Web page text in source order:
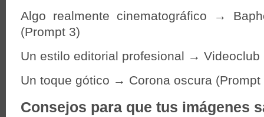
Algo realmente cinematográfico →
(Prompt 3)
Un estilo editorial profesional → Videoclub
Un toque gótico → Corona oscura (Prompt
Consejos para que tus imágenes